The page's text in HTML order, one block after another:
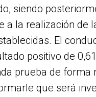
siendo
a la realización de
El
positivo de
prueba de forma
que será